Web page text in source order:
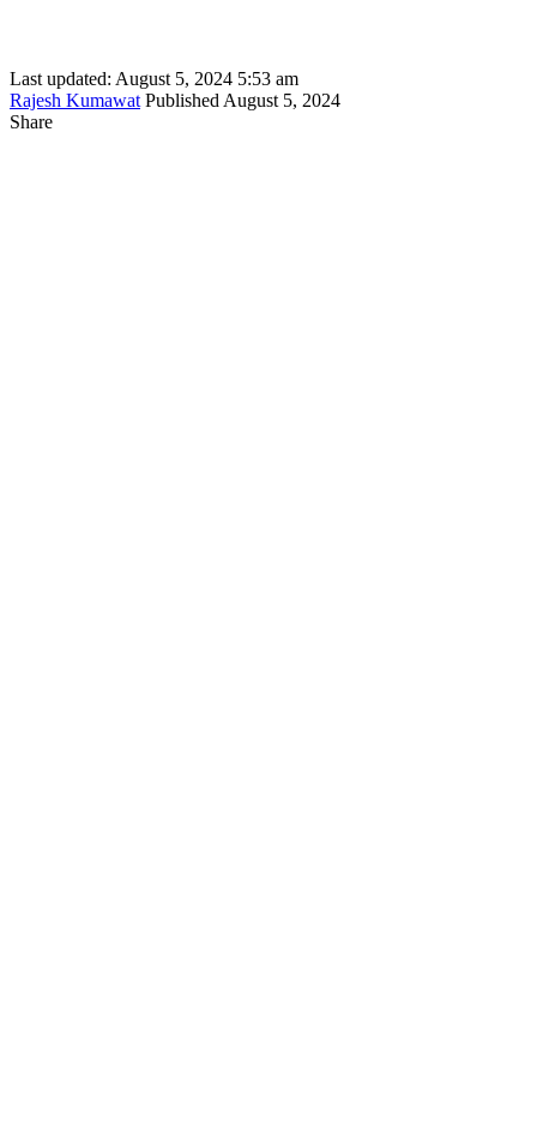
Last updated: August 5, 2024 5:53 am
Rajesh Kumawat Published August 5, 2024
Share